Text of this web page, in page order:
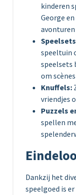
kinderen
George
avonturen
speeltuin
speelsets
om
Knuffels:
vriendjes
Puzzels
spellen
Dankzij het
speelgoed is